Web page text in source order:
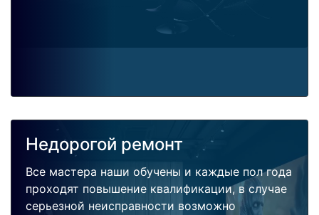
Недорогой ремонт
Все мастера наши обучены и каждые пол года
проходят повышение квалификации, в случае
серьезной неисправности возможно